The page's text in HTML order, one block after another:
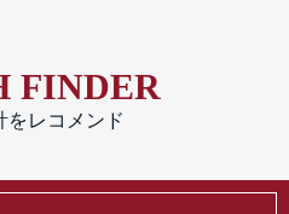
FINDER
をレコメンド